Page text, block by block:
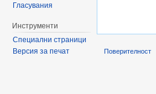
Гласувания
Инструменти
Специални страници
Версия за печат
Поверителност